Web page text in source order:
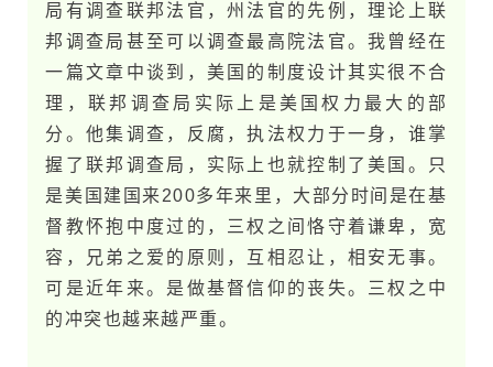
局有调查联邦法官，州法官的先例，理论上联
邦调查局甚至可以调查最高院法官。我曾经在
一篇文章中谈到，美国的制度设计其实很不合
理，联邦调查局实际上是美国权力最大的部
分。他集调查，反腐，执法权力于一身，谁掌
握了联邦调查局，实际上也就控制了美国。只
是美国建国来200多年来里，大部分时间是在基
督教怀抱中度过的，三权之间恪守着谦卑，宽
容，兄弟之爱的原则，互相忍让，相安无事。
可是近年来。是做基督信仰的丧失。三权之中
的冲突也越来越严重。